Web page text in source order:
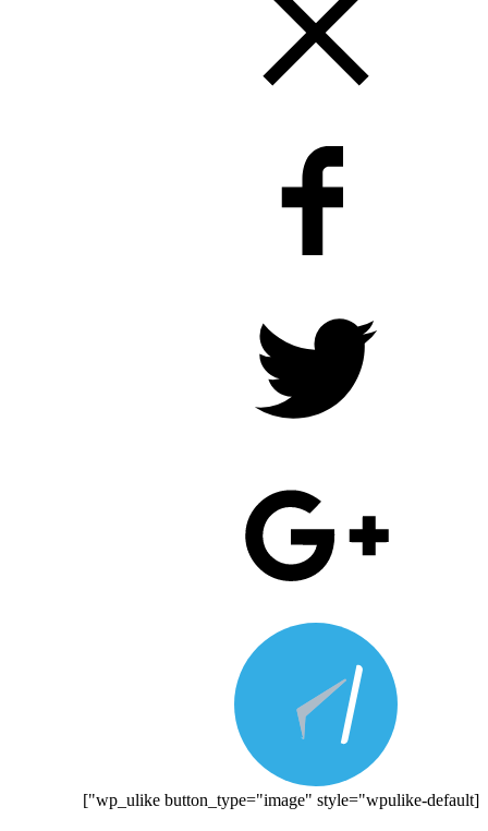
[wp_ulike button_type="image" style="wpulike-default"]